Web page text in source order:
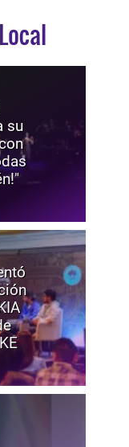
su